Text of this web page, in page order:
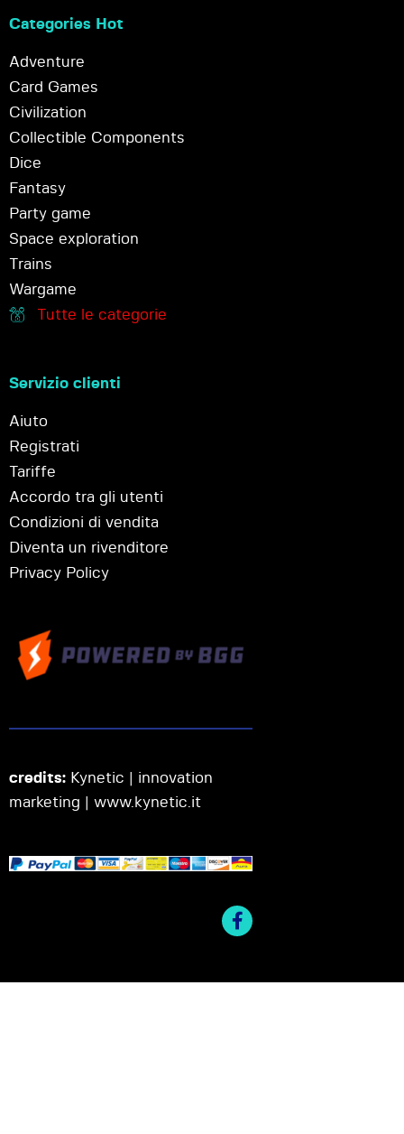
Categories Hot
Adventure
Card Games
Civilization
Collectible Components
Dice
Fantasy
Party game
Space exploration
Trains
Wargame
Tutte le categorie
Servizio clienti
Aiuto
Registrati
Tariffe
Accordo tra gli utenti
Condizioni di vendita
Diventa un rivenditore
Privacy Policy
credits: Kynetic | innovation
marketing | www.kynetic.it